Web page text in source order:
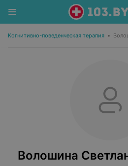
Когнитивно-поведенческая терапия •
Волошина